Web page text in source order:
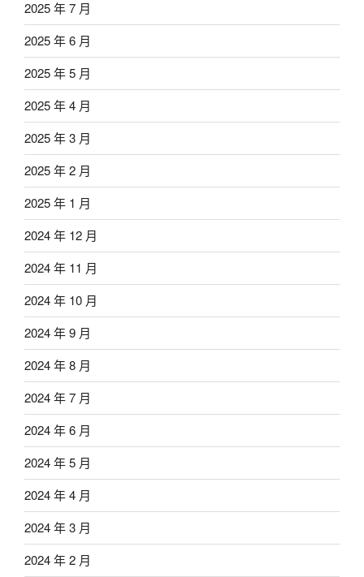
2025 年 7 月
2025 年 6 月
2025 年 5 月
2025 年 4 月
2025 年 3 月
2025 年 2 月
2025 年 1 月
2024 年 12 月
2024 年 11 月
2024 年 10 月
2024 年 9 月
2024 年 8 月
2024 年 7 月
2024 年 6 月
2024 年 5 月
2024 年 4 月
2024 年 3 月
2024 年 2 月